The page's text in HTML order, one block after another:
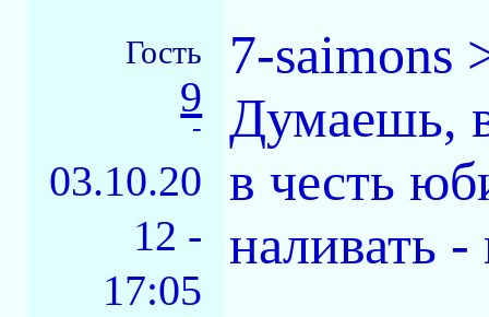
Гость
9
-
03.10.20
12 -
17:05
7-saimons
Думаешь,
в честь
наливать